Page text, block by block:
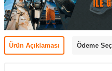
Ürün Açıklaması Ödeme